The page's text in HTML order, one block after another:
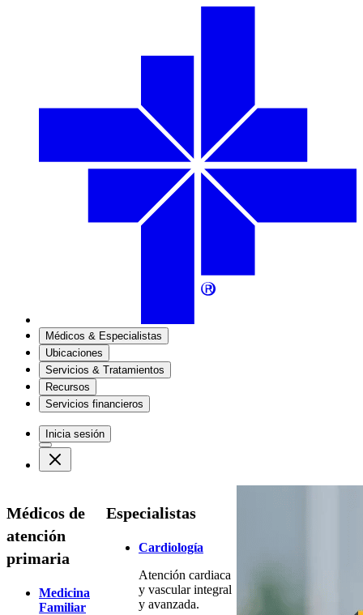
Médicos & Especialistas
Ubicaciones
Servicios & Tratamientos
Recursos
Servicios financieros
Inicia sesión
Médicos de
atención
primaria
Medicina
Familiar
Especialistas
Cardiología
Atención cardiaca
y vascular integral
y avanzada.